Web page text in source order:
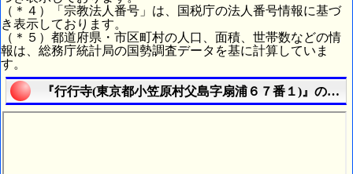
（＊４）「宗教法人番号」は、国税庁の法人番号情報に基づ
き表示しております。
（＊５）都道府県・市区町村の人口、面積、世帯数などの情
報は、総務庁統計局の国勢調査データを基に計算していま
す。
『行行寺(東京都小笠原村父島字扇浦６７番１)』の航空写真